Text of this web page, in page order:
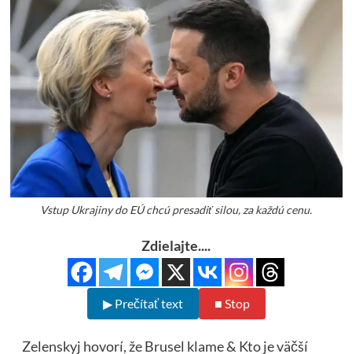
Vstup Ukrajiny do EÚ chcú presadiť silou, za každú cenu.
Zdielajte....
▶ Prečítať text ■ Stop
Zelenskyj hovorí, že Brusel klame & Kto je väčší